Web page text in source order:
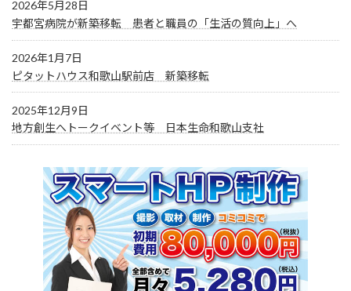
2026年5月28日
宇都宮病院が新築移転 患者と職員の「生活の質向上」へ
2026年1月7日
ピタットハウス和歌山駅前店 新築移転
2025年12月9日
地方創生へトークイベント等 日本生命和歌山支社